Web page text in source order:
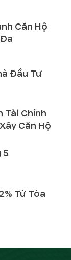
Căn Hộ
Đầu Tư
Tài Chính
Căn Hộ
5
Từ Tòa